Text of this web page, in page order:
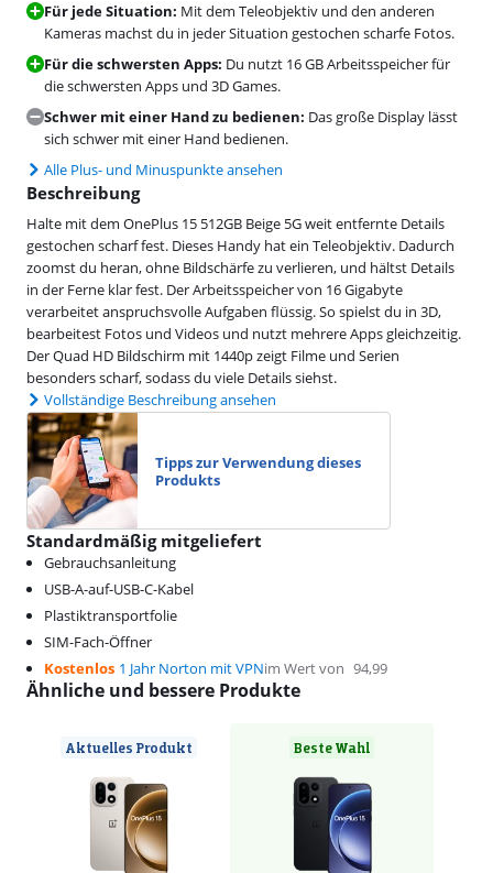
Für jede Situation: Mit dem Teleobjektiv und den anderen
Kameras machst du in jeder Situation gestochen scharfe Fotos.
Für die schwersten Apps: Du nutzt 16 GB Arbeitsspeicher für
die schwersten Apps und 3D Games.
Schwer mit einer Hand zu bedienen: Das große Display lässt
sich schwer mit einer Hand bedienen.
Alle Plus- und Minuspunkte ansehen
Beschreibung
Halte mit dem OnePlus 15 512GB Beige 5G weit entfernte Details
gestochen scharf fest. Dieses Handy hat ein Teleobjektiv. Dadurch
zoomst du heran, ohne Bildschärfe zu verlieren, und hältst Details
in der Ferne klar fest. Der Arbeitsspeicher von 16 Gigabyte
verarbeitet anspruchsvolle Aufgaben flüssig. So spielst du in 3D,
bearbeitest Fotos und Videos und nutzt mehrere Apps gleichzeitig.
Der Quad HD Bildschirm mit 1440p zeigt Filme und Serien
besonders scharf, sodass du viele Details siehst.
Vollständige Beschreibung ansehen
Tipps zur Verwendung dieses
Produkts
Standardmäßig mitgeliefert
Gebrauchsanleitung
USB-A-auf-USB-C-Kabel
Plastiktransportfolie
SIM-Fach-Öffner
Kostenlos 1 Jahr Norton mit VPNim Wert von 94,99
Ähnliche und bessere Produkte
Aktuelles Produkt Beste Wahl